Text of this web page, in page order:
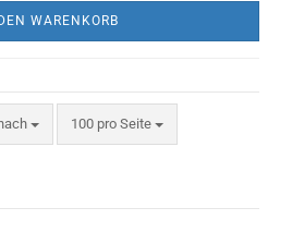
WARENKORB
100 pro Seite
pro Seite